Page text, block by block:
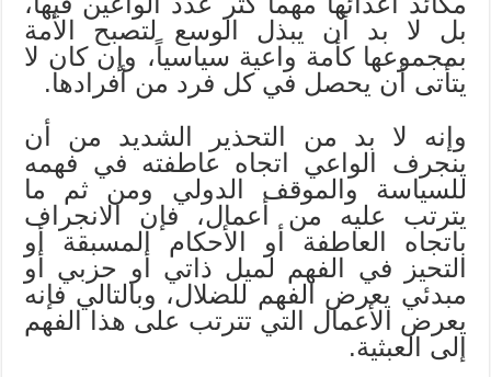
بل لا بد أن يبذل الوسع لتصبح الأمة
بمجموعها كأمة واعية سياسياً، وإن كان لا
يتأتى أن يحصل في كل فرد من أفرادها.
وإنه لا بد من التحذير الشديد من أن
ينجرف الواعي اتجاه عاطفته في فهمه
للسياسة والموقف الدولي ومن ثم ما
يترتب عليه من أعمال، فإن الانجراف
باتجاه العاطفة أو الأحكام المسبقة أو
التحيز في الفهم لميل ذاتي أو حزبي أو
مبدئي يعرض الفهم للضلال، وبالتالي فإنه
يعرض الأعمال التي تترتب على هذا الفهم
إلى العبثية.